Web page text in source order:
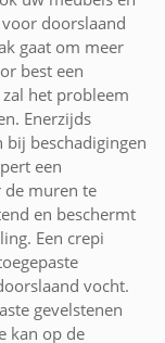
doorslaand
gaat om meer
best een
het probleem
Enerzijds
beschadigingen
een
de muren te
en beschermt
Een crepi
vocht.
gevelstenen
kan op de